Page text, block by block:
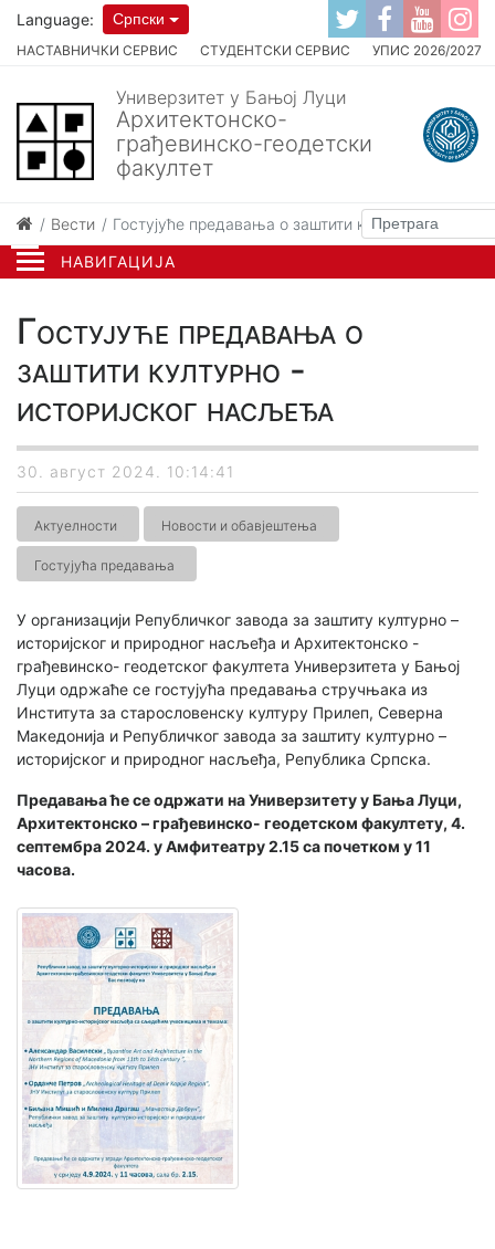
НАВИГАЦИЈА
НАСТАВНИЧКИ СЕРВИС СТУДЕНТСКИ СЕРВИС УПИС 2026/2027
Language: Српски
Универзитет у Бањој Луци
Архитектонско-
грађевинско-геодетски
факултет
Вести Гостујуће предавања о заштити културно -
Гостујуће предавања о
заштити културно -
историјског насљеђа
30. август 2024. 10:14:41
Актуелности Новости и обавјештења
Гостујућа предавања
У организацији Републичког завода за заштиту културно –
историјског и природног насљеђа и Архитектонско -
грађевинско- геодетског факултета Универзитета у Бањој
Луци одржаће се гостујућа предавања стручњака из
Института за старословенску културу Прилеп, Северна
Македонија и Републичког завода за заштиту културно –
историјског и природног насљеђа, Република Српска.
Предавања ће се одржати на Универзитету у Бања Луци,
Архитектонско – грађевинско- геодетском факултету, 4.
септембра 2024. у Амфитеатру 2.15 са почетком у 11
часова.